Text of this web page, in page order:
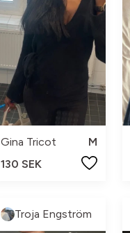
Gina Tricot
M
130 SEK
Troja Engström